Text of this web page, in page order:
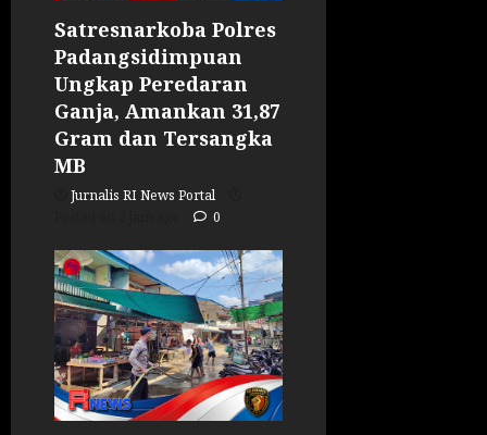
Satresnarkoba Polres
Padangsidimpuan
Ungkap Peredaran
Ganja, Amankan 31,87
Gram dan Tersangka
MB
Jurnalis RI News Portal
0